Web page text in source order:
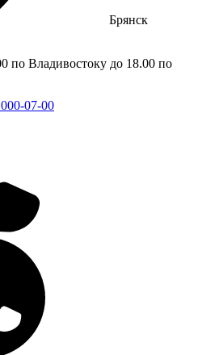
Брянск
по Владивостоку до 18.00 по
07-00